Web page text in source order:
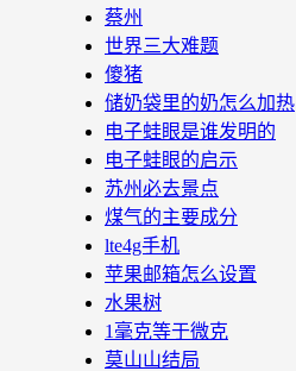
蔡州
世界三大难题
傻猪
储奶袋里的奶怎么加热
电子蛙眼是谁发明的
电子蛙眼的启示
苏州必去景点
煤气的主要成分
lte4g手机
苹果邮箱怎么设置
水果树
1毫克等于微克
莫山山结局